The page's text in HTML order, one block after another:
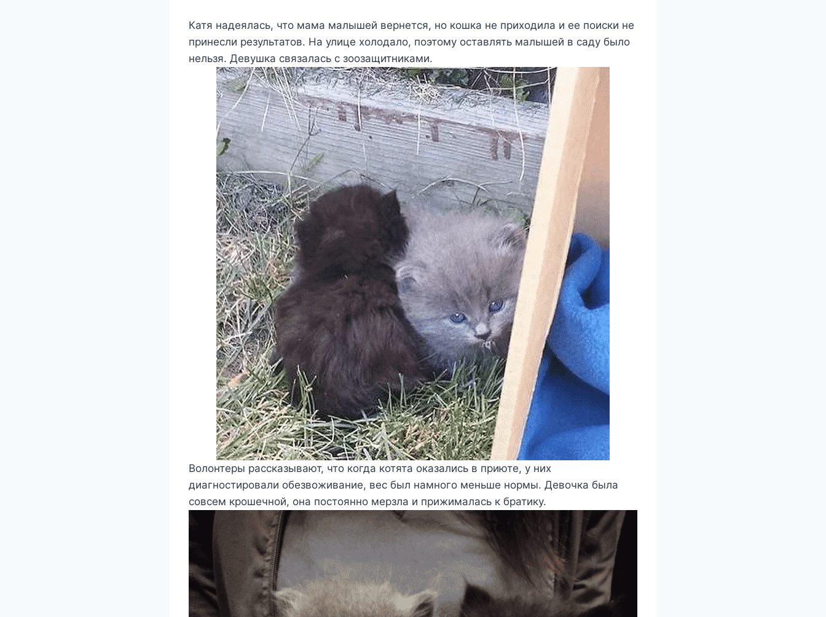
Катя надеялась, что мама малышей вернется, но кошка не приходила и ее поиски не
принесли результатов. На улице холодало, поэтому оставлять малышей в саду было
нельзя. Девушка связалась с зоозащитниками.
Волонтеры рассказывают, что когда котята оказались в приюте, у них
диагностировали обезвоживание, вес был намного меньше нормы. Девочка была
совсем крошечной, она постоянно мерзла и прижималась к братику.